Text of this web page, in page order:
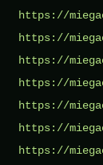
https://
https://
https://
https://
https://
https://
https://